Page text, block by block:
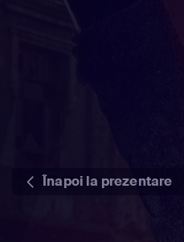
Înapoi la prezentare